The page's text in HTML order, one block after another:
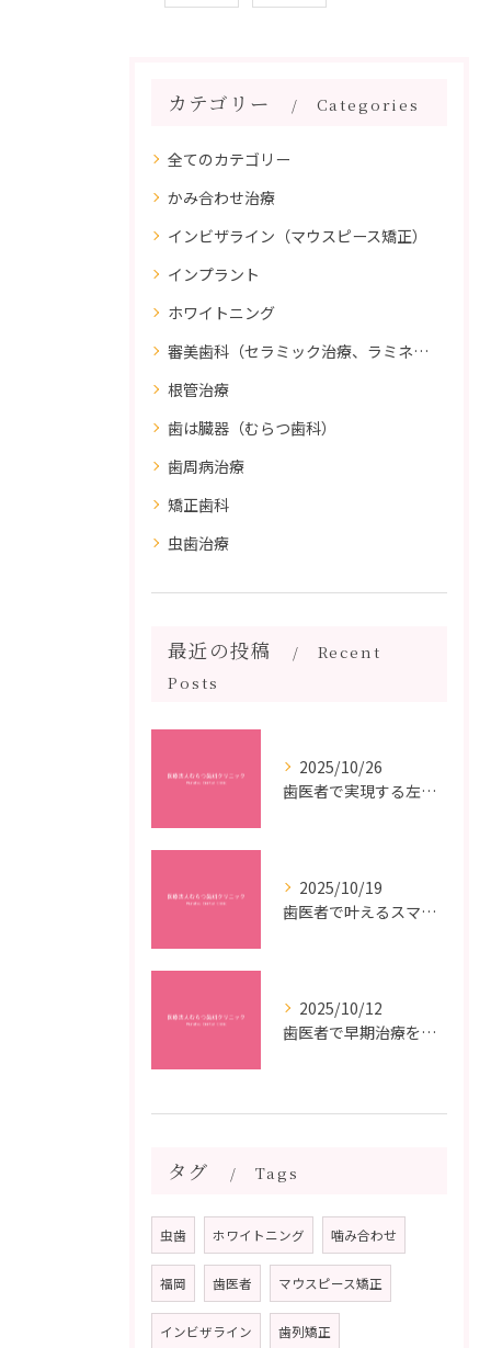
カテゴリー Categories
全てのカテゴリー
かみ合わせ治療
インビザライン（マウスピース矯正）
インプラント
ホワイトニング
審美歯科（セラミック治療、ラミネートべニア、ダイレクトボンディング）
根管治療
歯は臓器（むらつ歯科）
歯周病治療
矯正歯科
虫歯治療
最近の投稿
Recent
Posts
2025/10/26
歯医者で実現する左右対称治療のポイントと矯正治療選びの疑問解決ガイド
2025/10/19
歯医者で叶えるスマイルメイクオーバーなら福岡県福岡市博多区博多駅前の最新矯正治療解説
2025/10/12
歯医者で早期治療を受けるメリットと虫歯悪化を防ぐ最短ステップ
タグ Tags
虫歯 ホワイトニング 噛み合わせ
福岡 歯医者 マウスピース矯正
インビザライン 歯列矯正